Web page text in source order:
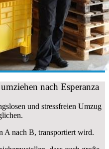
nach Esperanza
und stressfreien Umzug
A nach B, transportiert wird.